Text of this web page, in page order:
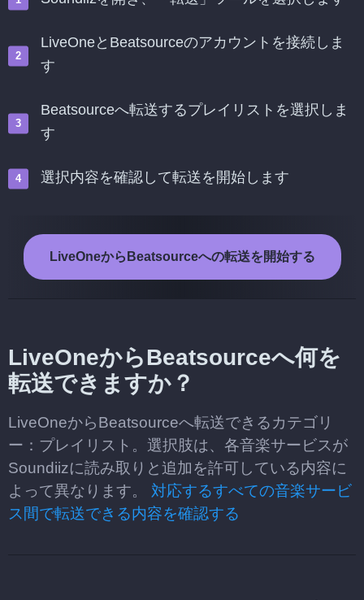
LiveOneとBeatsourceのアカウントを接続しま
す
Beatsourceへ転送するプレイリストを選択しま
す
選択内容を確認して転送を開始します
LiveOneからBeatsourceへの転送を開始する
LiveOneからBeatsourceへ何を
転送できますか？
LiveOneからBeatsourceへ転送できるカテゴリ
ー：プレイリスト。選択肢は、各音楽サービスが
Soundiizに読み取りと追加を許可している内容に
よって異なります。 対応するすべての音楽サービ
ス間で転送できる内容を確認する